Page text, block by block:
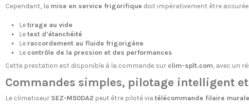
Cependant, la mise en service frigorifique doit impérativement être
Letirage au vide
Letest d’étanchéité
Le raccordement au fluide frigorigène
Le contrôle de la pression et des performances
Cette prestation est disponible à la commande sur clim-splt.com, avec un
Commandes simples, pilotage intelligent
Le climatiseur SEZ-M50DA2peut être piloté via télécommande filaire murale